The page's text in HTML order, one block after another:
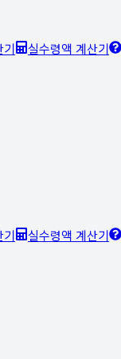
실수령액 계산기
기 실수령액 계산기